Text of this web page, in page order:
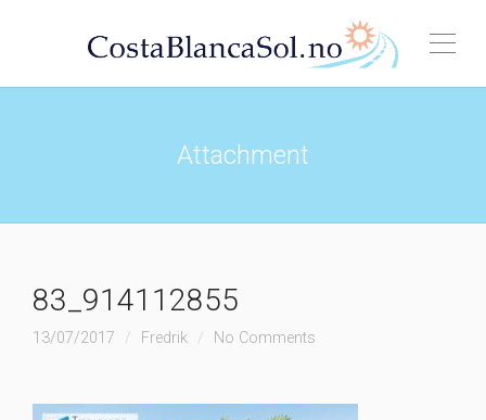
Attachment
83_914112855
13/07/2017 Fredrik No Comments